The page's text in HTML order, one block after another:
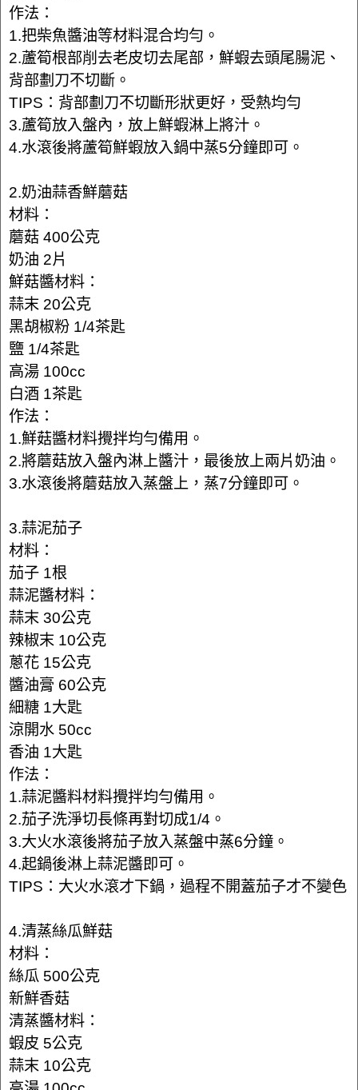
作法：
1.把柴魚醬油等材料混合均勻。
2.蘆筍根部削去老皮切去尾部，鮮蝦去頭尾腸泥、
背部劃刀不切斷。
TIPS：背部劃刀不切斷形狀更好，受熱均勻
3.蘆筍放入盤內，放上鮮蝦淋上將汁。
4.水滾後將蘆筍鮮蝦放入鍋中蒸5分鐘即可。
2.奶油蒜香鮮蘑菇
材料：
蘑菇 400公克
奶油 2片
鮮菇醬材料：
蒜末 20公克
黑胡椒粉 1/4茶匙
鹽 1/4茶匙
高湯 100cc
白酒 1茶匙
作法：
1.鮮菇醬材料攪拌均勻備用。
2.將蘑菇放入盤內淋上醬汁，最後放上兩片奶油。
3.水滾後將蘑菇放入蒸盤上，蒸7分鐘即可。
3.蒜泥茄子
材料：
茄子 1根
蒜泥醬材料：
蒜末 30公克
辣椒末 10公克
蔥花 15公克
醬油膏 60公克
細糖 1大匙
涼開水 50cc
香油 1大匙
作法：
1.蒜泥醬料材料攪拌均勻備用。
2.茄子洗淨切長條再對切成1/4。
3.大火水滾後將茄子放入蒸盤中蒸6分鐘。
4.起鍋後淋上蒜泥醬即可。
TIPS：大火水滾才下鍋，過程不開蓋茄子才不變色
4.清蒸絲瓜鮮菇
材料：
絲瓜 500公克
新鮮香菇
清蒸醬材料：
蝦皮 5公克
蒜末 10公克